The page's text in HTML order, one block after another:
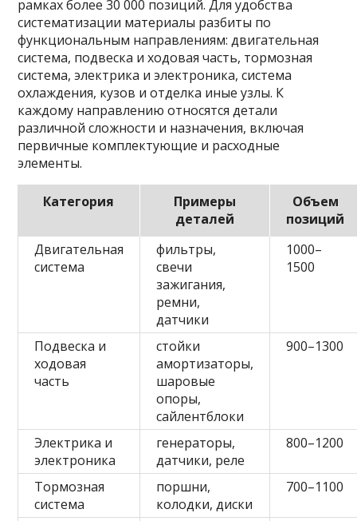
рамках более 30 000 позиций. Для удобства
систематизации материалы разбиты по
функциональным направлениям: двигательная
система, подвеска и ходовая часть, тормозная
система, электрика и электроника, система
охлаждения, кузов и отделка иные узлы. К
каждому направлению относятся детали
различной сложности и назначения, включая
первичные комплектующие и расходные
элементы.
Категория
Примеры
деталей
Объем
позиций
Двигательная
система
фильтры,
свечи
зажигания,
ремни,
датчики
1000–
1500
Подвеска и
ходовая
часть
стойки
амортизаторы,
шаровые
опоры,
сайлентблоки
900–1300
Электрика и
электроника
генераторы,
датчики, реле
800–1200
Тормозная
система
поршни,
колодки, диски
700–1100